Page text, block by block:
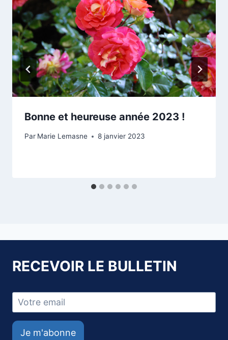
Bonne et heureuse année 2023 !
Par Marie Lemasne 8 janvier 2023
RECEVOIR LE BULLETIN
Je m'abonne